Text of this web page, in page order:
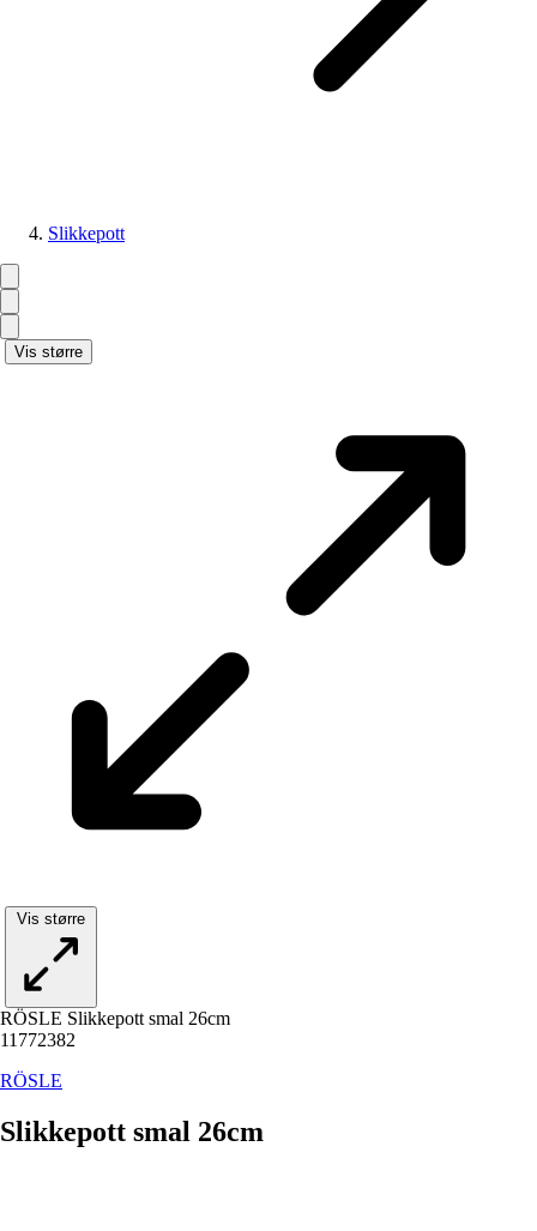
Slikkepott
Vis større
Vis større
RÖSLE Slikkepott smal 26cm
11772382
RÖSLE
Slikkepott smal 26cm